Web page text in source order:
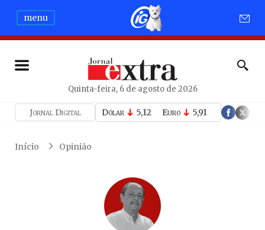
menu
Quinta-feira, 6 de agosto de 2026
Jornal Digital Dólar 5,12 Euro 5,91
Início Opinião